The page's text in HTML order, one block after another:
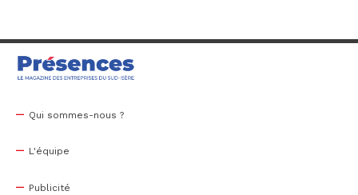
Qui sommes-nous ?
L'équipe
Publicité